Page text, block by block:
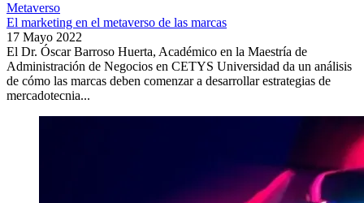
Metaverso
El marketing en el metaverso de las marcas
17 Mayo 2022
El Dr. Óscar Barroso Huerta, Académico en la Maestría de
Administración de Negocios en CETYS Universidad da un análisis
de cómo las marcas deben comenzar a desarrollar estrategias de
mercadotecnia...